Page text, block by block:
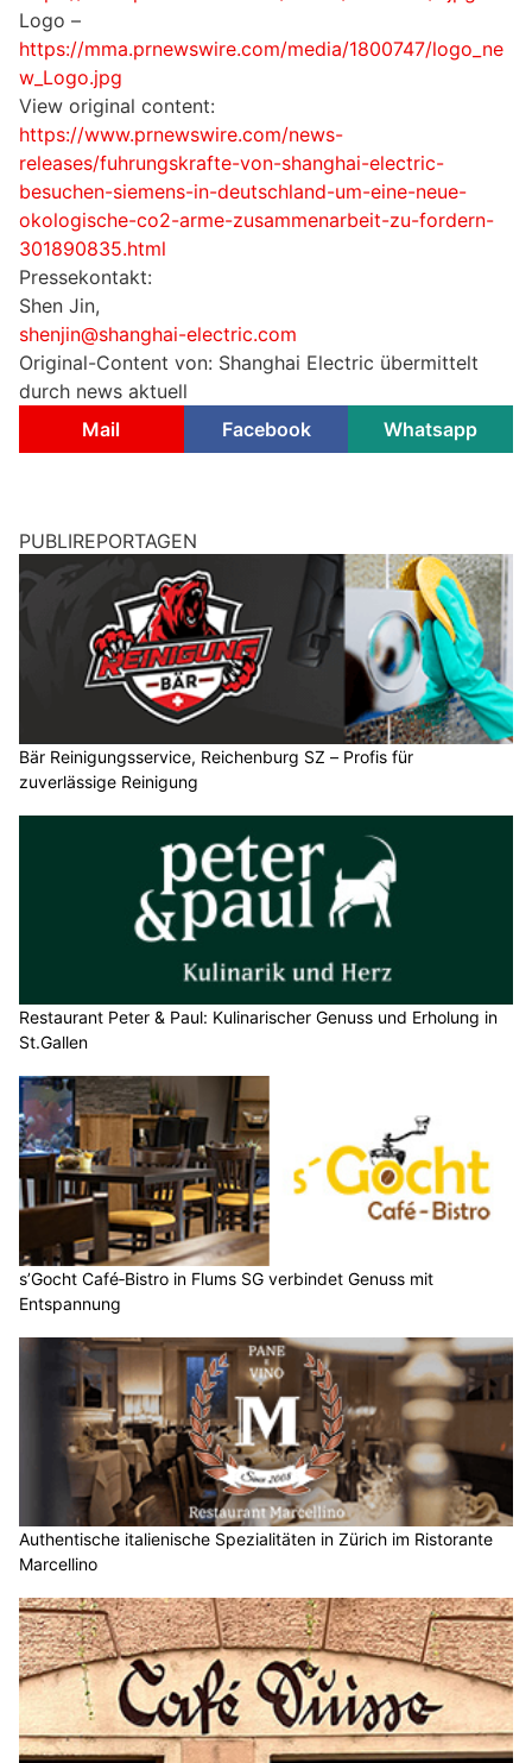
Logo –
https://mma.prnewswire.com/media/1800747/logo_ne
w_Logo.jpg
View original content:
https://www.prnewswire.com/news-
releases/fuhrungskrafte-von-shanghai-electric-
besuchen-siemens-in-deutschland-um-eine-neue-
okologische-co2-arme-zusammenarbeit-zu-fordern-
301890835.html
Pressekontakt:
Shen Jin,
shenjin@shanghai-electric.com
Original-Content von: Shanghai Electric übermittelt
durch news aktuell
Mail
Facebook Whatsapp
PUBLIREPORTAGEN
Bär Reinigungsservice, Reichenburg SZ – Profis für
zuverlässige Reinigung
Restaurant Peter & Paul: Kulinarischer Genuss und Erholung in
St.Gallen
s’Gocht Café‑Bistro in Flums SG verbindet Genuss mit
Entspannung
Authentische italienische Spezialitäten in Zürich im Ristorante
Marcellino